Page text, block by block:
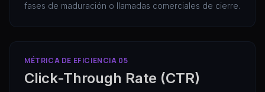
fases de maduración o llamadas comerciales de cierre.
MÉTRICA DE EFICIENCIA 05
Click-Through Rate (CTR)